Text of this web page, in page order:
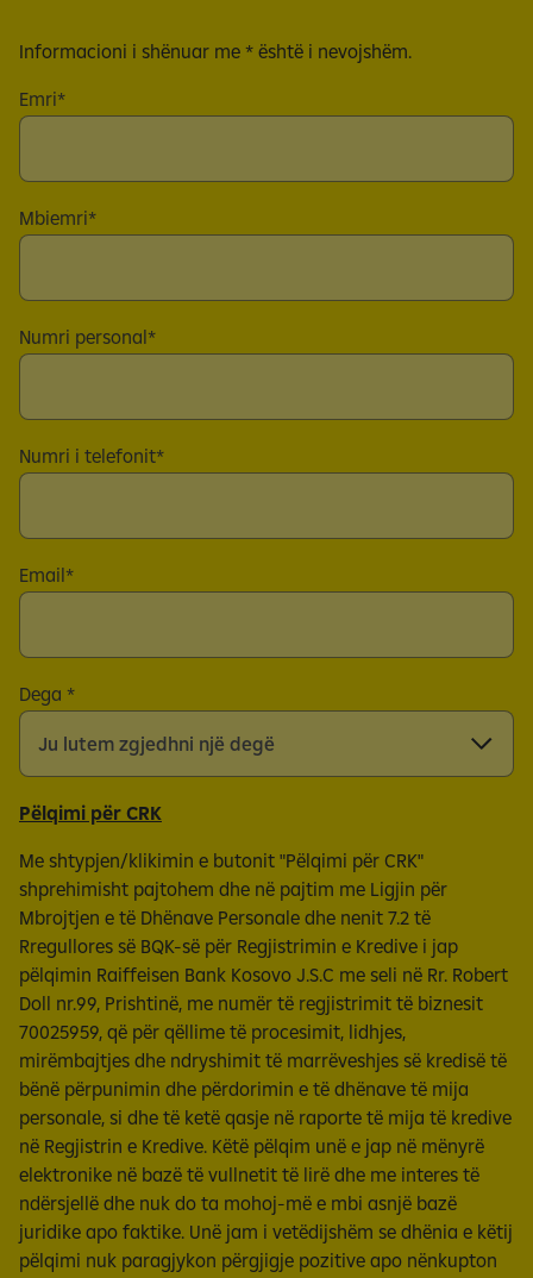
Informacioni i shënuar me * është i nevojshëm.
Emri
Mbiemri
Numri personal
Numri i telefonit
Email
Dega
Pëlqimi për CRK
Me shtypjen/klikimin e butonit "Pëlqimi për CRK"
shprehimisht pajtohem dhe në pajtim me Ligjin për
Mbrojtjen e të Dhënave Personale dhe nenit 7.2 të
Rregullores së BQK-së për Regjistrimin e Kredive i jap
pëlqimin Raiffeisen Bank Kosovo J.S.C me seli në Rr. Robert
Doll nr.99, Prishtinë, me numër të regjistrimit të biznesit
70025959, që për qëllime të procesimit, lidhjes,
mirëmbajtjes dhe ndryshimit të marrëveshjes së kredisë të
bënë përpunimin dhe përdorimin e të dhënave të mija
personale, si dhe të ketë qasje në raporte të mija të kredive
në Regjistrin e Kredive. Këtë pëlqim unë e jap në mënyrë
elektronike në bazë të vullnetit të lirë dhe me interes të
ndërsjellë dhe nuk do ta mohoj-më e mbi asnjë bazë
juridike apo faktike. Unë jam i vetëdijshëm se dhënia e këtij
pëlqimi nuk paragjykon përgjigje pozitive apo nënkupton